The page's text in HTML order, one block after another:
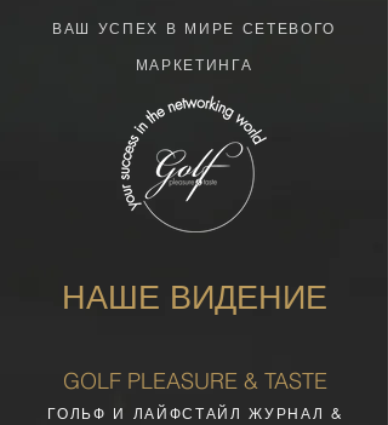
ВАШ УСПЕХ В МИРЕ СЕТЕВОГО
МАРКЕТИНГА
НАШЕ ВИДЕНИЕ
GOLF PLEASURE & TASTE
ГОЛЬФ И ЛАЙФСТАЙЛ ЖУРНАЛ &